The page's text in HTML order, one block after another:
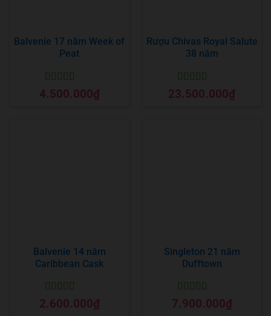
Balvenie 17 năm Week of
Peat
Được xếp
hạng55 sao
4.500.000₫
Rượu Chivas Royal Salute
38 năm
Được xếp
hạng 5 5 sao
23.500.000₫
Balvenie 14 năm
Caribbean Cask
Được xếp
hạng55 sao
2.600.000₫
Singleton 21 năm
Dufftown
Được xếp
hạng55 sao
7.900.000₫